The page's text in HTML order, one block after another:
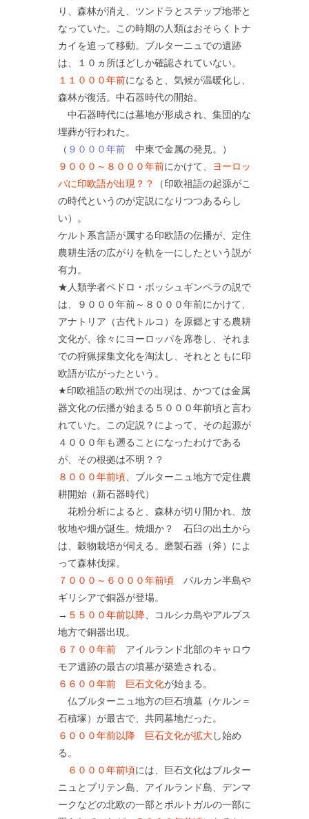
り、森林が消え、ツンドラとステップ地帯と
なっていた。この時期の人類はおそらくトナ
カイを追って移動。ブルターニュでの遺跡
は、１０ヵ所ほどしか確認されていない。
１１０００年前になると、気候が温暖化し、
森林が復活。中石器時代の開始。
中石器時代には墓地が形成され、集団的な
埋葬が行われた。
（ ９０００年前 中東で金属の発見。）
９０００～８０００年前にかけて、
ヨーロッ
パに印欧語が出現？？
（印欧祖語の起源がこ
の時代というのが定説になりつつあるらし
い）。
ケルト系言語が属する印欧語の伝播が、定住
農耕生活の広がりを軌を一にしたという説が
有力。
★人類学者ペドロ・ボッシュギンペラの説で
は、９０００年前～８０００年前にかけて、
アナトリア（古代トルコ）を原郷とする農耕
文化が、徐々にヨーロッパを席巻し、それま
での狩猟採集文化を淘汰し、それとともに印
欧語が広がったという。
★印欧祖語の欧州での出現は、かつては金属
器文化の伝播が始まる５０００年前頃と言わ
れていた。この定説？によって、その起源が
４０００年も遡ることになったわけである
が、その根拠は不明？？
８０００年前頃 、ブルターニュ地方で定住農
耕開始（新石器時代）
花粉分析によると、森林が切り開かれ、放
牧地や畑が誕生。焼畑か？ 石臼の出土から
は、穀物栽培が伺える。磨製石器（斧）によ
って森林伐採。
７０００～６０００年前頃 バルカン半島や
ギリシアで銅器が登場。
→ ５５００年前以降 、コルシカ島やアルプス
地方で銅器出現。
６７００年前 アイルランド北部のキャロウ
モア遺跡の最古の墳墓が築造される。
６６００年前
巨石文化が始まる。
仏ブルターニュ地方の巨石墳墓（ケルン＝
石積塚）が最古で、共同墓地だった。
６０００年前以降
巨石文化が拡大し始め
る。
６０００年前頃には、巨石文化はブルター
ニュとブリテン島、アイルランド島、デンマ
ークなどの北欧の一部とポルトガルの一部に